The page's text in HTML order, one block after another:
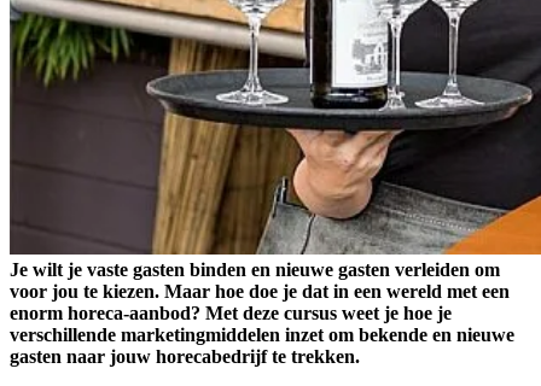
Je wilt je vaste gasten binden en nieuwe gasten verleiden om
voor jou te kiezen. Maar hoe doe je dat in een wereld met een
enorm horeca-aanbod? Met deze cursus weet je hoe je
verschillende marketingmiddelen inzet om bekende en nieuwe
gasten naar jouw horecabedrijf te trekken.